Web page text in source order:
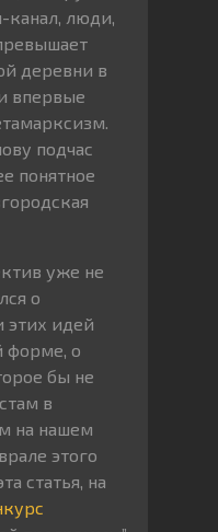
канал, люди,
деревни в
впервые
подчас
понятное
уже не
о
этих идей
форме, о
бы не
в
на нашем
этого
статья, на